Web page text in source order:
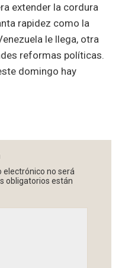
extender la cordura
rapidez como la
le llega, otra
reformas políticas.
domingo hay
electrónico no será
obligatorios están